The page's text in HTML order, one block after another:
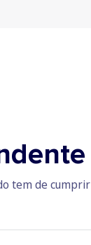
de cumprir